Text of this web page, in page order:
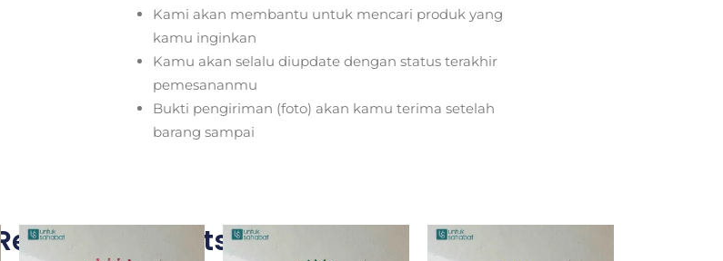
Kami akan membantu untuk mencari produk yang
kamu inginkan
Kamu akan selalu diupdate dengan status terakhir
pemesananmu
Bukti pengiriman (foto) akan kamu terima setelah
barang sampai
Related Products